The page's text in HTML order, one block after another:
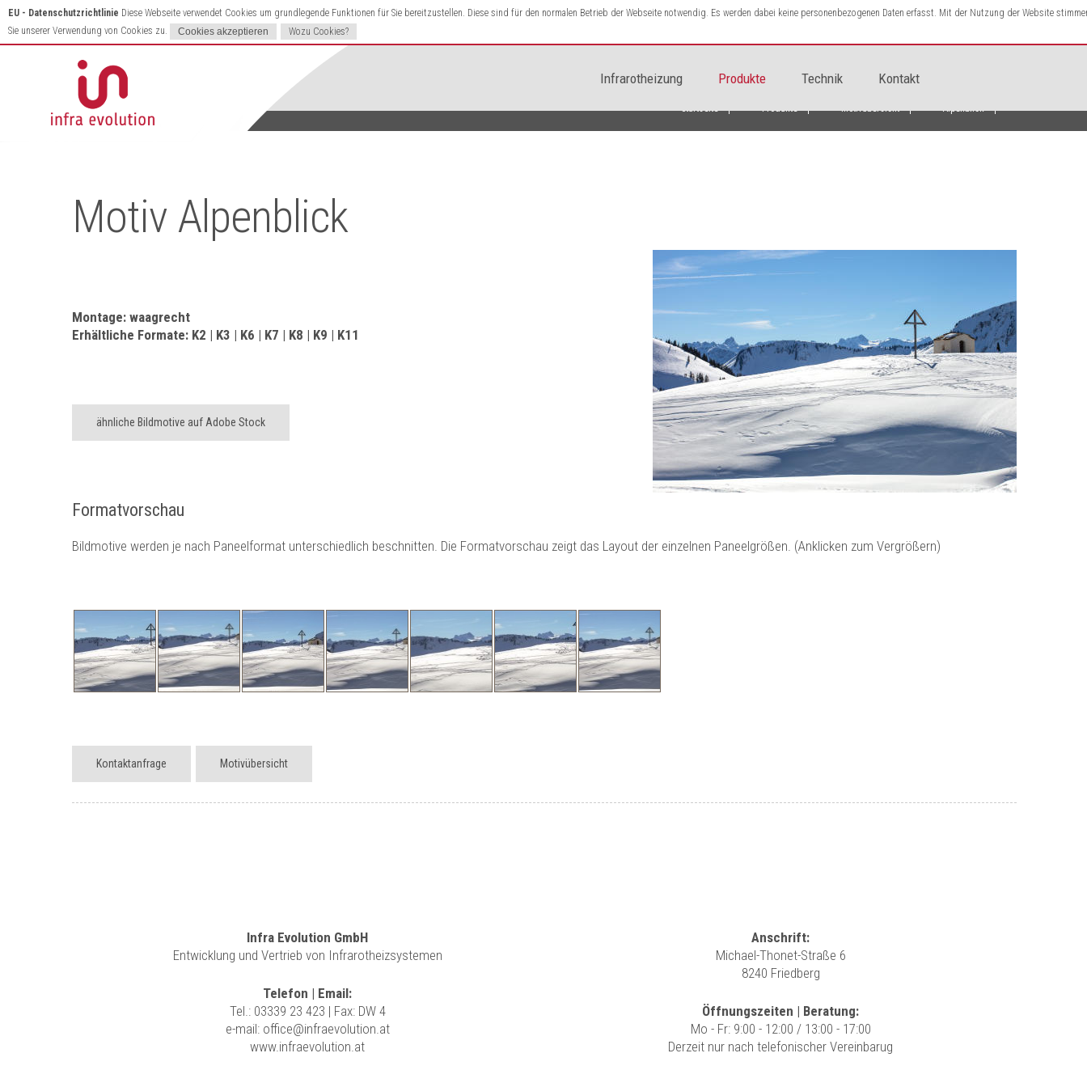
EU - Datenschutzrichtlinie Diese Webseite verwendet Cookies um grundlegende Funktionen für Sie bereitzustellen. Diese sind für den normalen Betrieb der Webseite notwendig. Es werden dabei keine personenbezogenen Daten erfasst. Mit der Nutzung der Website
Sie unserer Verwendung von Cookies zu.
Wozu Cookies?
Infrarotheizung Produkte Technik Kontakt
Startseite Produkte Motivübersicht Alpenblick
Motiv Alpenblick
Montage: waagrecht
Erhältliche Formate: K2 | K3 | K6 | K7 | K8 | K9 | K11
ähnliche Bildmotive auf Adobe Stock
Formatvorschau
Bildmotive werden je nach Paneelformat unterschiedlich beschnitten. Die Formatvorschau zeigt das Layout der einzelnen Paneelgrößen. (Anklicken zum Vergrößern)
Kontaktanfrage Motivübersicht
Infra Evolution GmbH
Entwicklung und Vertrieb von Infrarotheizsystemen
Telefon | Email:
Tel.: 03339 23 423 | Fax: DW 4
e-mail: office@infraevolution.at
www.infraevolution.at
Anschrift:
Michael-Thonet-Straße 6
8240 Friedberg
Öffnungszeiten | Beratung:
Mo - Fr: 9:00 - 12:00 / 13:00 - 17:00
Derzeit nur nach telefonischer Vereinbarug